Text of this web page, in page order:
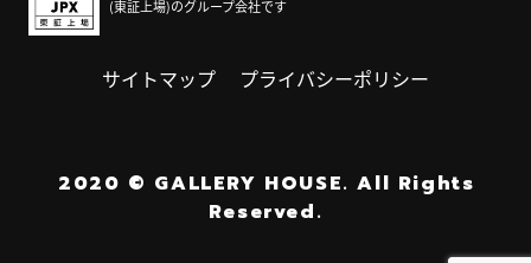
(東証上場)のグループ会社です
サイトマップ プライバシーポリシー
2020 © GALLERY HOUSE. All Rights
Reserved.